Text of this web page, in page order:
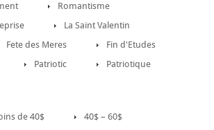
Romantisme
La Saint Valentin
Fete des Meres
Fin d'Etudes
Patriotic
Patriotique
de 40$
40$ – 60$